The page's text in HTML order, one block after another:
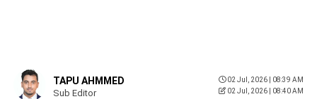
TAPU AHMMED
Sub Editor
02 Jul, 2026 | 08:39 AM
02 Jul, 2026 | 08:40 AM